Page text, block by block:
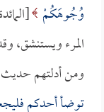
وُجُوهَكُمْ
المرء ويستنشق،
ومن أدلتهم
توضأ أحدكم